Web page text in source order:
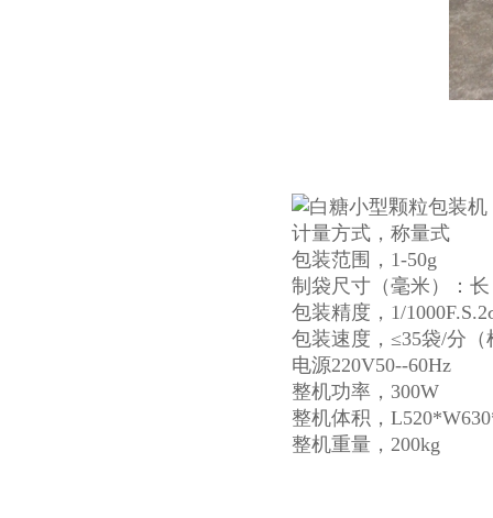
计量方式，称量式
包装范围，1-50g
制袋尺寸（毫米）：
包装精度，1/
包装速度，≤35袋/分
电源220V50--60Hz
整机功率，300W
整机体积，
整机重量，200kg